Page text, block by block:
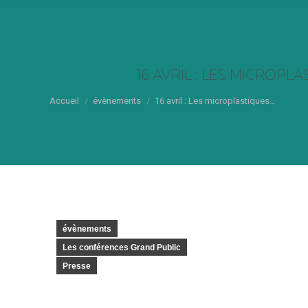
16 AVRIL : LES
Vous êtes ici :
Accueil évènements 16 avril : Les microplastiques…
évènements
Les conférences Grand Public
Presse